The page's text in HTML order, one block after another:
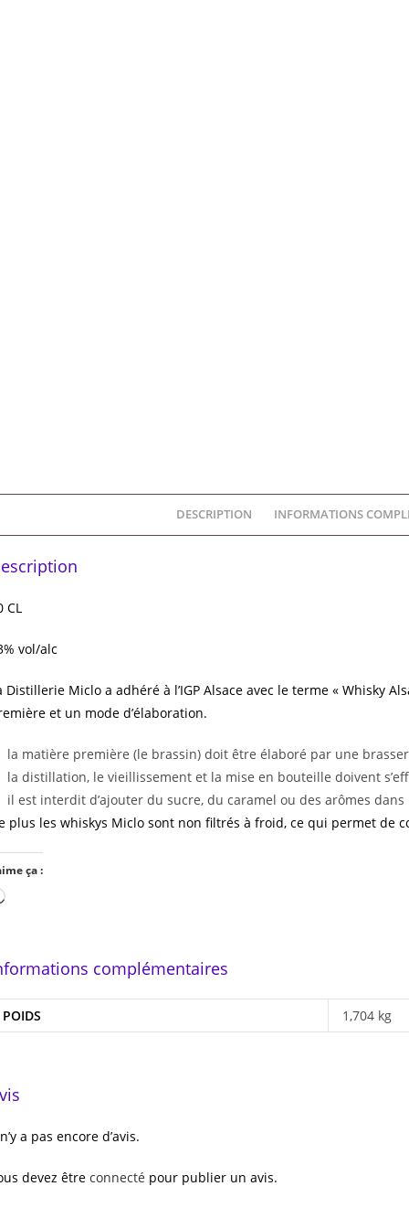
DESCRIPTION INFORMATIONS
CL
vol/alc
Distillerie Miclo a adhéré à l’IGP Alsace avec le terme « Whisky
et un mode d’élaboration.
la matière première (le brassin) doit être élaboré par une
la distillation, le vieillissement et la mise en bouteille doivent
il est interdit d’ajouter du sucre, du caramel ou des arômes dans
plus les whiskys Miclo sont non filtrés à froid, ce qui permet de
ça :
Chargement…
complémentaires
POIDS 1,704 kg
a pas encore d’avis.
devez être connecté pour publier un avis.